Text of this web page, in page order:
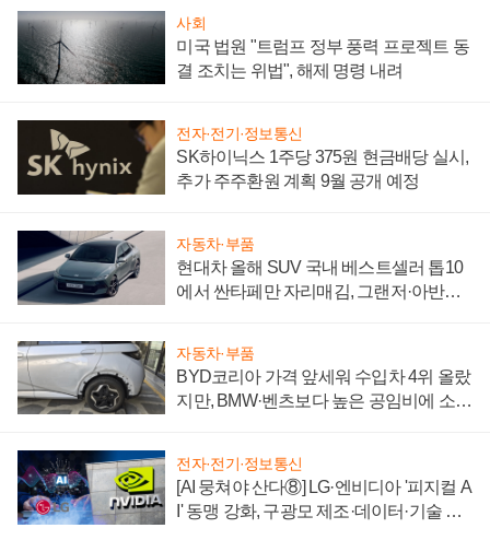
사회
미국 법원 "트럼프 정부 풍력 프로젝트 동
결 조치는 위법", 해제 명령 내려
전자·전기·정보통신
SK하이닉스 1주당 375원 현금배당 실시,
추가 주주환원 계획 9월 공개 예정
자동차·부품
현대차 올해 SUV 국내 베스트셀러 톱10
에서 싼타페만 자리매김, 그랜저·아반떼
자동차·부품
BYD코리아 가격 앞세워 수입차 4위 올랐
지만, BMW·벤츠보다 높은 공임비에 소비
전자·전기·정보통신
[AI 뭉쳐야 산다⑧] LG·엔비디아 '피지컬 A
I' 동맹 강화, 구광모 제조·데이터·기술 결